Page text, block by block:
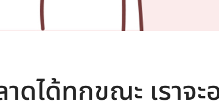
ดได้ทุกขณะ เราจะ